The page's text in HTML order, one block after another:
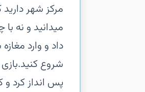
مرکز شهر
میدانید و نه
داد و وارد
شروع
پس انداز کرد